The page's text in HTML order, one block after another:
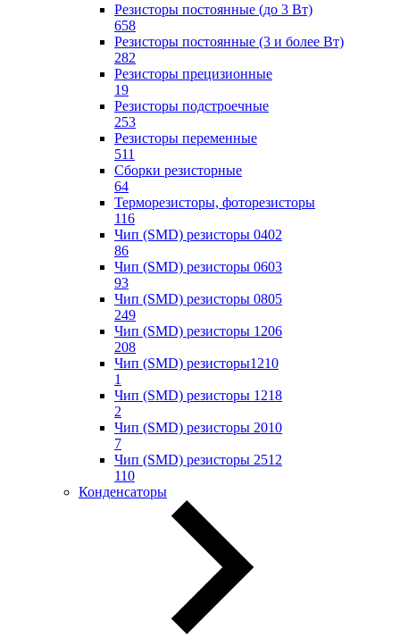
Резисторы постоянные (до 3 Вт)
658
Резисторы постоянные (3 и более Вт)
282
Резисторы прецизионные
19
Резисторы подстроечные
253
Резисторы переменные
511
Сборки резисторные
64
Терморезисторы, фоторезисторы
116
Чип (SMD) резисторы 0402
86
Чип (SMD) резисторы 0603
93
Чип (SMD) резисторы 0805
249
Чип (SMD) резисторы 1206
208
Чип (SMD) резисторы1210
1
Чип (SMD) резисторы 1218
2
Чип (SMD) резисторы 2010
7
Чип (SMD) резисторы 2512
110
Конденсаторы